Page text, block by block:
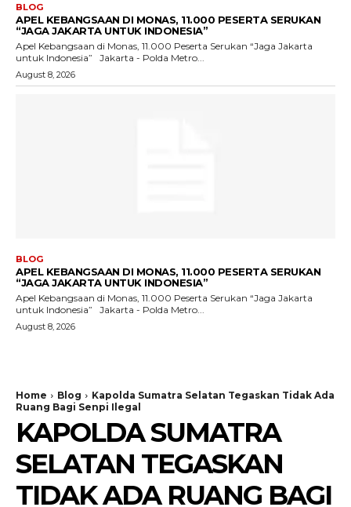
BLOG
APEL KEBANGSAAN DI MONAS, 11.000 PESERTA SERUKAN
“JAGA JAKARTA UNTUK INDONESIA”
Apel Kebangsaan di Monas, 11.000 Peserta Serukan “Jaga Jakarta
untuk Indonesia” Jakarta - Polda Metro...
August 8, 2026
BLOG
APEL KEBANGSAAN DI MONAS, 11.000 PESERTA SERUKAN
“JAGA JAKARTA UNTUK INDONESIA”
Apel Kebangsaan di Monas, 11.000 Peserta Serukan “Jaga Jakarta
untuk Indonesia” Jakarta - Polda Metro...
August 8, 2026